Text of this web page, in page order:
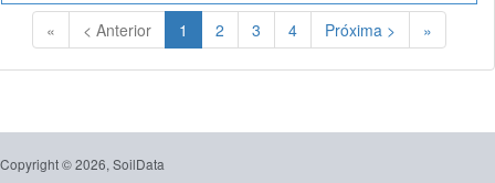
« < Anterior 1 (Atual)
2 3 4 Próxima > »
Copyright © 2026, SoilData